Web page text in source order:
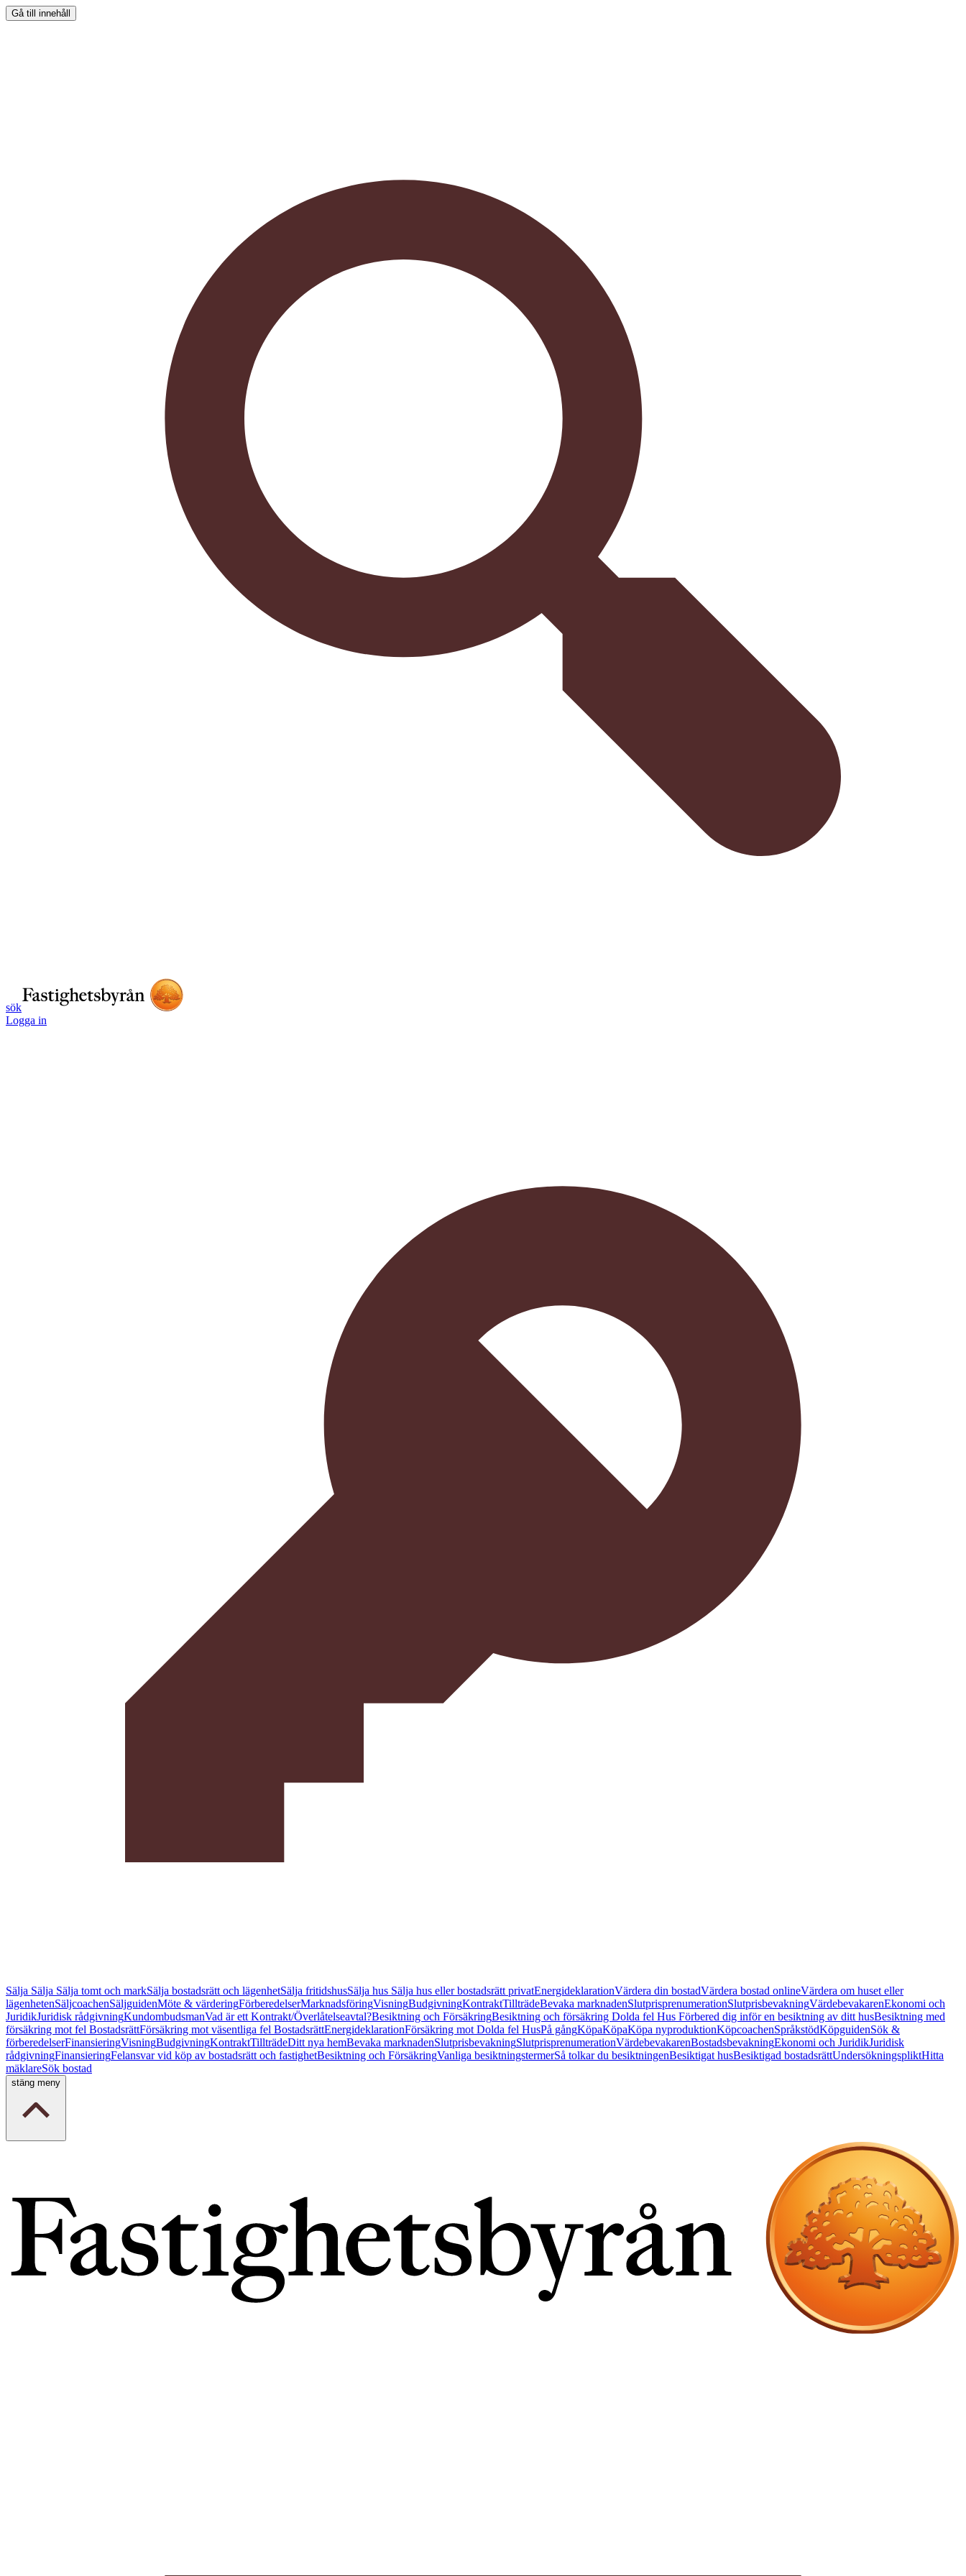
Gå till innehåll
sök
Logga in
Sälja Sälja Sälja tomt och markSälja bostadsrätt och lägenhetSälja fritidshusSälja hus Sälja hus eller bostadsrätt privatEnergideklarationVärdera din bostadVärdera bostad onlineVärdera om huset eller
lägenhetenSäljcoachenSäljguidenMöte & värderingFörberedelserMarknadsföringVisningBudgivningKontraktTillträdeBevaka marknadenSlutprisprenumerationSlutprisbevakningVärdebevakarenEkonomi och
JuridikJuridisk rådgivningKundombudsmanVad är ett Kontrakt/Överlåtelseavtal?Besiktning och FörsäkringBesiktning och försäkring Dolda fel Hus Förbered dig inför en besiktning av ditt husBesiktning med
försäkring mot fel BostadsrättFörsäkring mot väsentliga fel BostadsrättEnergideklarationFörsäkring mot Dolda fel HusPå gångKöpaKöpaKöpa nyproduktionKöpcoachenSpråkstödKöpguidenSök &
förberedelserFinansieringVisningBudgivningKontraktTillträdeDitt nya hemBevaka marknadenSlutprisbevakningSlutprisprenumerationVärdebevakarenBostadsbevakningEkonomi och JuridikJuridisk
rådgivningFinansieringFelansvar vid köp av bostadsrätt och fastighetBesiktning och FörsäkringVanliga besiktningstermerSå tolkar du besiktningenBesiktigat husBesiktigad bostadsrättUndersökningspliktHitta
mäklareSök bostad
stäng meny